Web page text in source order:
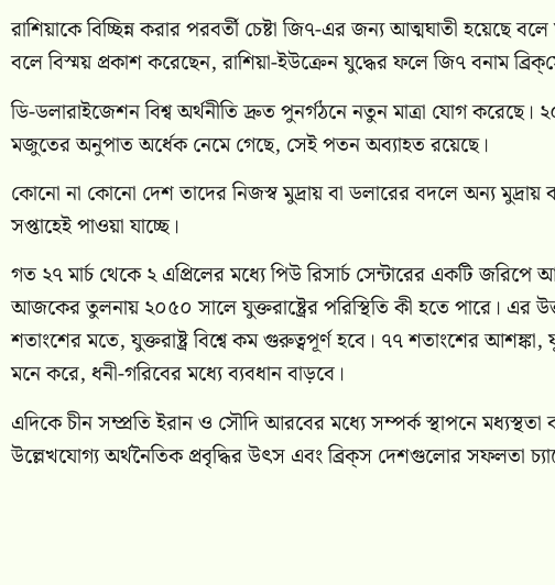
রাশিয়াকে বিচ্ছিন্ন করার পরবর্তী চেষ্টা জি৭-এর জন্য আত্মঘাতী হয়েছে
বলে বিস্ময় প্রকাশ করেছেন, রাশিয়া-ইউক্রেন যুদ্ধের ফলে জি৭ বনাম
ডি-ডলারাইজেশন বিশ্ব অর্থনীতি দ্রুত পুনর্গঠনে নতুন মাত্রা যোগ করেছে।
মজুতের অনুপাত অর্ধেক নেমে গেছে, সেই পতন অব্যাহত রয়েছে।
কোনো না কোনো দেশ তাদের নিজস্ব মুদ্রায় বা ডলারের বদলে অন্য
সপ্তাহেই পাওয়া যাচ্ছে।
গত ২৭ মার্চ থেকে ২ এপ্রিলের মধ্যে পিউ রিসার্চ সেন্টারের একটি
আজকের তুলনায় ২০৫০ সালে যুক্তরাষ্ট্রের পরিস্থিতি কী হতে পারে। এর
শতাংশের মতে, যুক্তরাষ্ট্র বিশ্বে কম গুরুত্বপূর্ণ হবে। ৭৭ শতাংশের
মনে করে, ধনী-গরিবের মধ্যে ব্যবধান বাড়বে।
এদিকে চীন সম্প্রতি ইরান ও সৌদি আরবের মধ্যে সম্পর্ক স্থাপনে মধ্যস্থতা
উল্লেখযোগ্য অর্থনৈতিক প্রবৃদ্ধির উৎস এবং ব্রিক্‌স দেশগুলোর সফলতা